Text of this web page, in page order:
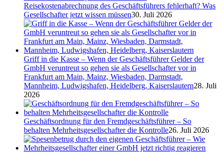
Reisekostenabrechnung des Geschäftsführers fehlerhaft? Was
Gesellschafter jetzt wissen müssen30. Juli 2026
Griff in die Kasse – Wenn der Geschäftsführer Gelder der
GmbH veruntreut so gehen sie als Gesellschafter vor in
Frankfurt am Main, Mainz, Wiesbaden, Darmstadt,
Mannheim, Ludwigshafen, Heidelberg, Kaiserslautern28. Juli
2026
Geschäftsordnung für den Fremdgeschäftsführer – So
behalten Mehrheitsgesellschafter die Kontrolle26. Juli 2026